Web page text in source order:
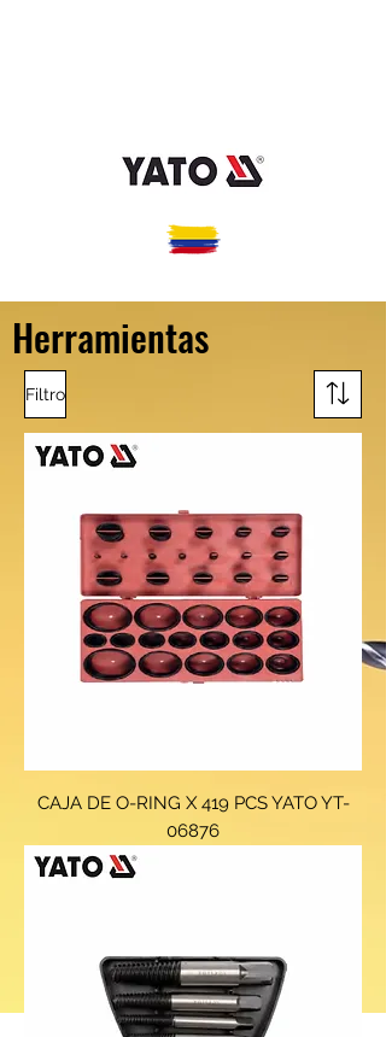
Herramientas
Filtro
CAJA DE O-RING X 419 PCS YATO YT-
06876